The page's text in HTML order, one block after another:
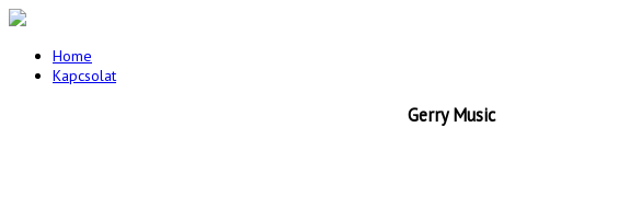
Home
Kapcsolat
Gerry Music